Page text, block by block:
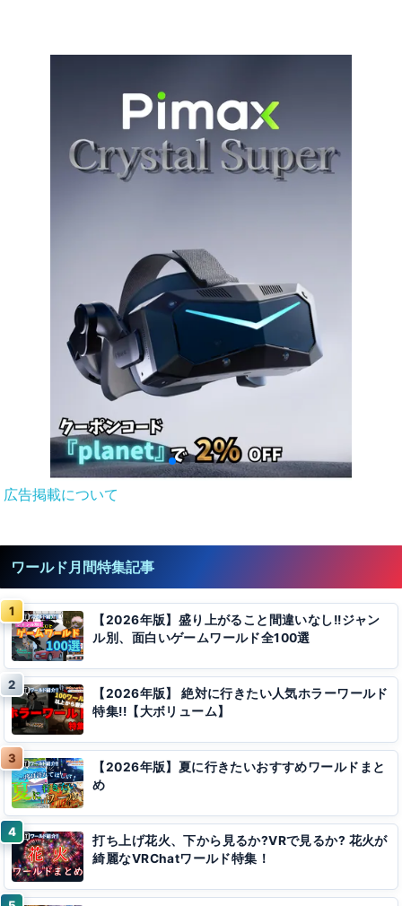
広告掲載について
ワールド月間特集記事
【2026年版】盛り上がること間違いなし!!ジャン
ル別、面白いゲームワールド全100選
【2026年版】 絶対に行きたい人気ホラーワールド
特集!!【大ボリューム】
【2026年版】夏に行きたいおすすめワールドまと
め
打ち上げ花火、下から見るか?VRで見るか? 花火が
綺麗なVRChatワールド特集！